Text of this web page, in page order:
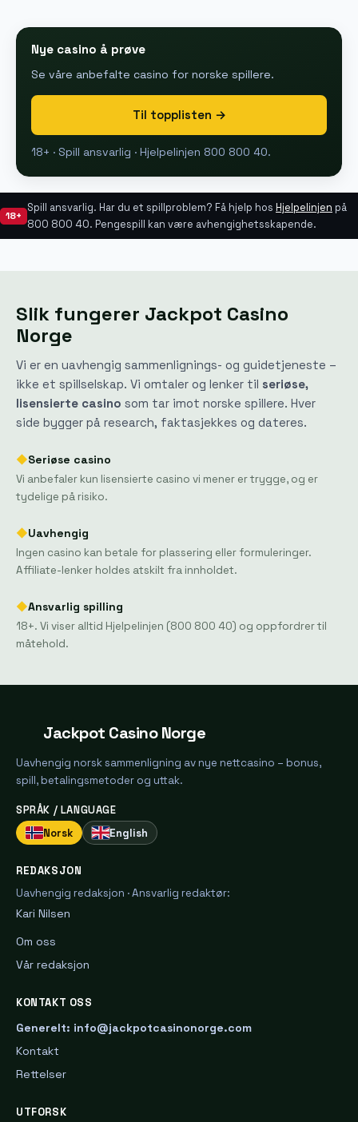
Nye casino å prøve
Se våre anbefalte casino for norske spillere.
Til topplisten →
18+ · Spill ansvarlig · Hjelpelinjen 800 800 40.
18+
Spill ansvarlig. Har du et spillproblem? Få hjelp hos Hjelpelinjen på
800 800 40. Pengespill kan være avhengighetsskapende.
Slik fungerer Jackpot Casino
Norge
Vi er en uavhengig sammenlignings- og guidetjeneste –
ikke et spillselskap. Vi omtaler og lenker til seriøse,
lisensierte casino som tar imot norske spillere. Hver
side bygger på research, faktasjekkes og dateres.
◆Seriøse casino
Vi anbefaler kun lisensierte casino vi mener er trygge, og er
tydelige på risiko.
◆Uavhengig
Ingen casino kan betale for plassering eller formuleringer.
Affiliate-lenker holdes atskilt fra innholdet.
◆Ansvarlig spilling
18+. Vi viser alltid Hjelpelinjen (800 800 40) og oppfordrer til
måtehold.
Jackpot Casino Norge
Uavhengig norsk sammenligning av nye nettcasino – bonus,
spill, betalingsmetoder og uttak.
SPRÅK / LANGUAGE
Norsk
English
REDAKSJON
Uavhengig redaksjon · Ansvarlig redaktør:
Kari Nilsen
Om oss
Vår redaksjon
KONTAKT OSS
Generelt: info@jackpotcasinonorge.com
Kontakt
Rettelser
UTFORSK